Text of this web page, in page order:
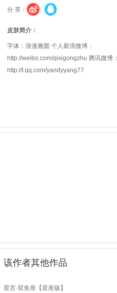
分 享：
皮肤简介：
字体：浪漫雅圆 个人新浪微博：
http://weibo.com/qixigongzhu 腾讯微博：
http://t.qq.com/yandyyang77
该作者其他作品
星宫·双鱼座【星座版】